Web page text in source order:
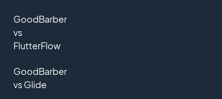
GoodBarber
vs
FlutterFlow
GoodBarber
vs Glide